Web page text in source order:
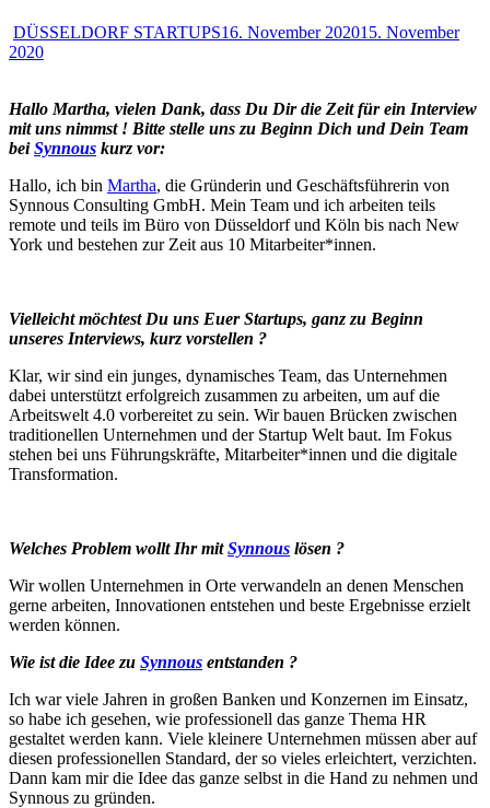
DÜSSELDORF STARTUPS16. November 202015. November
2020
Hallo Martha, vielen Dank, dass Du Dir die Zeit für ein Interview
mit uns nimmst ! Bitte stelle uns zu Beginn Dich und Dein Team
beiSynnous kurz vor:
Hallo, ich bin Martha, die Gründerin und Geschäftsführerin von
Synnous Consulting GmbH. Mein Team und ich arbeiten teils
remote und teils im Büro von Düsseldorf und Köln bis nach New
York und bestehen zur Zeit aus 10 Mitarbeiter*innen.
Vielleicht möchtest Du uns Euer Startups, ganz zu Beginn
unseres Interviews, kurz vorstellen ?
Klar, wir sind ein junges, dynamisches Team, das Unternehmen
dabei unterstützt erfolgreich zusammen zu arbeiten, um auf die
Arbeitswelt 4.0 vorbereitet zu sein. Wir bauen Brücken zwischen
traditionellen Unternehmen und der Startup Welt baut. Im Fokus
stehen bei uns Führungskräfte, Mitarbeiter*innen und die digitale
Transformation.
Welches Problem wollt Ihr mitSynnous lösen ?
Wir wollen Unternehmen in Orte verwandeln an denen Menschen
gerne arbeiten, Innovationen entstehen und beste Ergebnisse erzielt
werden können.
Wie ist die Idee zu Synnous entstanden ?
Ich war viele Jahren in großen Banken und Konzernen im Einsatz,
so habe ich gesehen, wie professionell das ganze Thema HR
gestaltet werden kann. Viele kleinere Unternehmen müssen aber auf
diesen professionellen Standard, der so vieles erleichtert, verzichten.
Dann kam mir die Idee das ganze selbst in die Hand zu nehmen und
Synnous zu gründen.